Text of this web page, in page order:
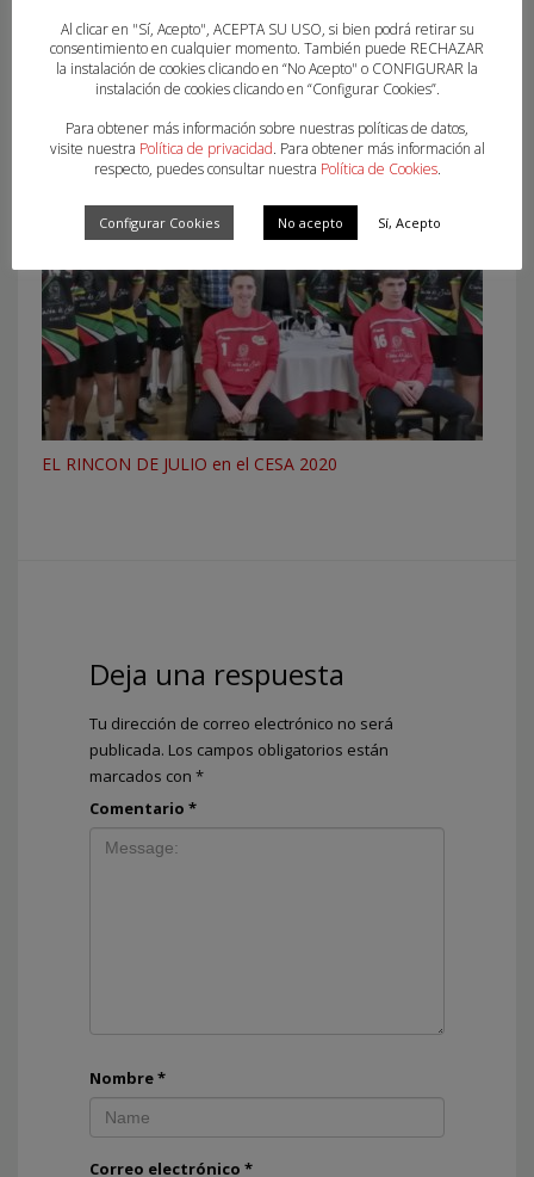
Entrenamiento selecciones 24/05/26
EL RINCON DE JULIO en el CESA 2020
Deja una respuesta
Tu dirección de correo electrónico no será
publicada. Los campos obligatorios están
marcados con *
Comentario *
Nombre*
Correo electrónico *
Al clicar en "Sí, Acepto", ACEPTA SU USO, si bien podrá retirar su
consentimiento en cualquier momento. También puede RECHAZAR
la instalación de cookies clicando en “No Acepto" o CONFIGURAR la
instalación de cookies clicando en “Configurar Cookies”.
Para obtener más información sobre nuestras políticas de datos,
visite nuestra Política de privacidad. Para obtener más información al
respecto, puedes consultar nuestra Política de Cookies.
Configurar Cookies No acepto Sí, Acepto